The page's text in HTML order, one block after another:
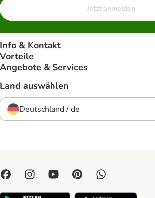
Jetzt anmelden
Info & Kontakt
Vorteile
Angebote & Services
Land auswählen
Deutschland / de